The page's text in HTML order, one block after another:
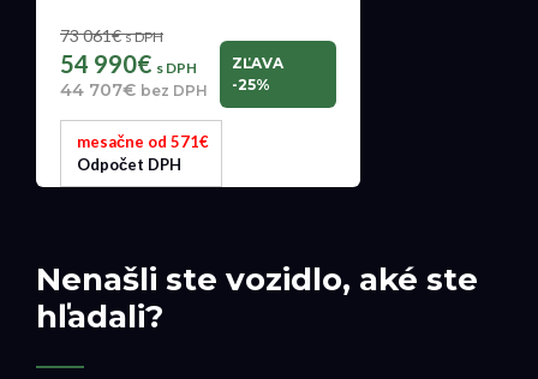
73 061€s DPH
54 990€ s DPH
44 707€ bez DPH
ZĽAVA
-25%
mesačne od 571€
Odpočet DPH
Nenašli ste vozidlo, aké ste
hľadali?